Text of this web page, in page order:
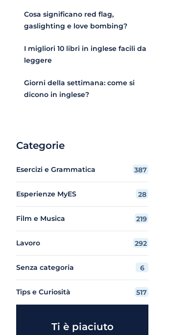
Cosa significano red flag,
gaslighting e love bombing?
I migliori 10 libri in inglese facili da
leggere
Giorni della settimana: come si
dicono in inglese?
Categorie
Esercizi e Grammatica 387
Esperienze MyES 28
Film e Musica 219
Lavoro 292
Senza categoria 6
Tips e Curiosità 517
Ti è piaciuto